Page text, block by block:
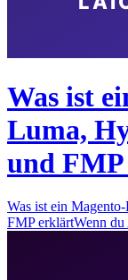
Was ist
Luma,
und
Was ist ein
FMP erklärtWenn